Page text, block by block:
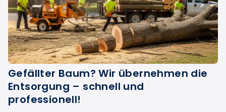
Gefällter Baum? Wir übernehmen die
Entsorgung – schnell und
professionell!